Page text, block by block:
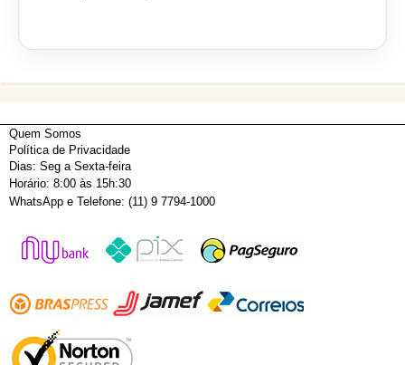
Quem Somos
Política de Privacidade
Dias: Seg a Sexta-feira
Horário: 8:00 às 15h:30
WhatsApp e Telefone: (11) 9 7794-1000